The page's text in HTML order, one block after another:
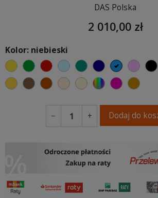
DAS Polska
2 010,00 zł
Kolor: niebieski
żółtyzielonyczerwony
błękitnyturkusowygranatowyniebieski
musztardowy
brązowy
ceglastyciepły kremowy
ecru beżowy
wybór koloru
fuksja
− + Dodaj do